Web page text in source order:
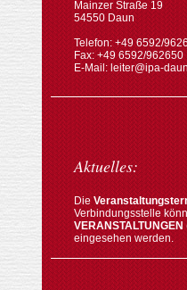
Mainzer Straße 19
54550 Daun
Telefon: +49 6592/
Fax: +49 6592/962650
E-Mail: leiter@ipa-
Aktuelles:
Die
Verbindungsstelle
VERANSTALTUNGEN
eingesehen werden.